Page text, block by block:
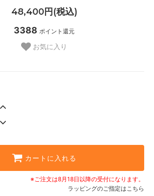
48,400円(税込)
3388 ポイント還元
お気に入り
カートに入れる
※ご注文は8月18日以降の受付になります。
ラッピングのご指定はこちら